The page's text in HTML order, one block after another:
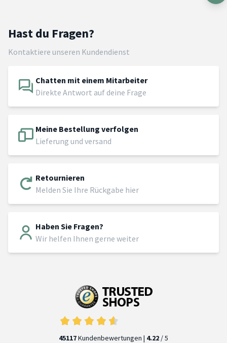
Hast du Fragen?
Kontaktiere unseren Kundendienst
Chatten mit einem Mitarbeiter
Direkte Antwort auf deine Frage
Meine Bestellung verfolgen
Lieferung und versand
Retournieren
Melden Sie Ihre Rückgabe hier
Haben Sie Fragen?
Wir helfen Ihnen gerne weiter
45117Kundenbewertungen | 4.22 / 5